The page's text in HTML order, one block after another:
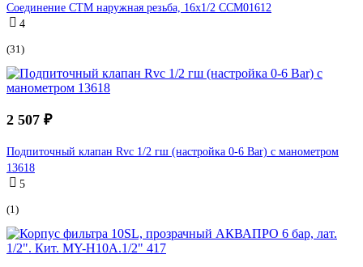
Соединение СТМ наружная резьба, 16х1/2 CCM01612
4
(31)
2 507 ₽
Подпиточный клапан Rvc 1/2 гш (настройка 0-6 Bar) с манометром
13618
5
(1)